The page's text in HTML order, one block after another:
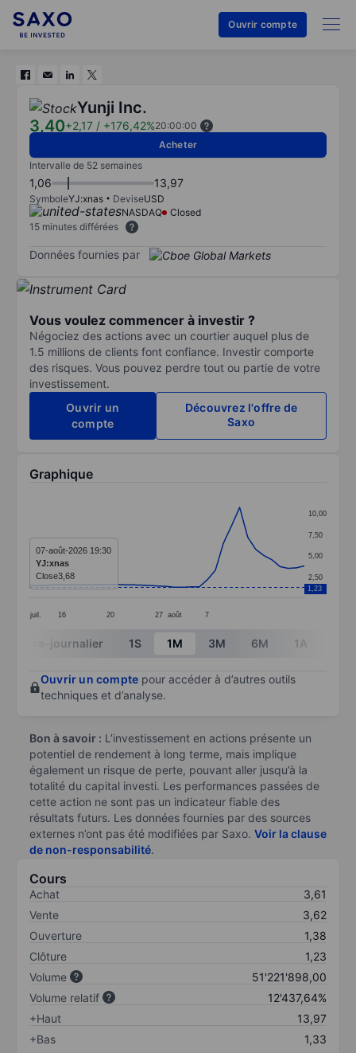
Ouvrir compte
Yunji Inc.
3,40+2,17 / +176,42%20:00:00
Acheter
Intervalle de 52 semaines
1,06 13,97
SymboleYJ:xnas DeviseUSD
NASDAQ
Closed
15 minutes différées
Données fournies par
Vous voulez commencer à investir ?
Négociez des actions avec un courtier auquel plus de
1.5 millions de clients font confiance. Investir comporte
des risques. Vous pouvez perdre tout ou partie de votre
investissement.
Ouvrir un
compte
Découvrez l'offre de
Saxo
Graphique
The chart has 1 X axis displaying categories.
The chart has 1 Y axis displaying values. Data ranges
juil. 16 20 27 août 7
2,50
5,00
7,50
10,00
1,23
07-août-2026 19:30
YJ:xnas
Close3,68
End of interactive chart.
Intra-journalier 1S 1M 3M 6M 1A
Ouvrir un compte pour accéder à d’autres outils
techniques et d’analyse.
Bon à savoir : L’investissement en actions présente un
potentiel de rendement à long terme, mais implique
également un risque de perte, pouvant aller jusqu’à la
totalité du capital investi. Les performances passées de
cette action ne sont pas un indicateur fiable des
résultats futurs. Les données fournies par des sources
externes n’ont pas été modifiées par Saxo. Voir la clause
de non-responsabilité.
Cours
Achat
3,61
Vente
3,62
Ouverture
1,38
Clôture
1,23
Volume
51'221'898,00
Volume relatif
12'437,64%
+Haut
13,97
+Bas
1,33